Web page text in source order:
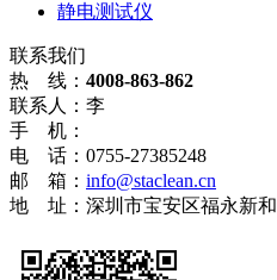
静电测试仪
联系我们
热 线： 4008-863-862
联系人：李
手 机：
电 话：0755-27385248
邮 箱： info@staclean.cn
地 址：深圳市宝安区福永新和